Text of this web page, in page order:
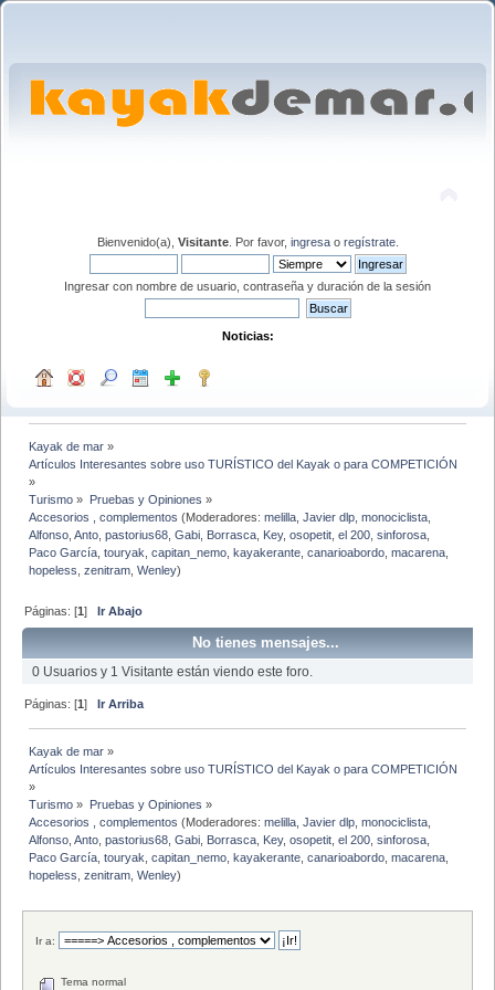
Bienvenido(a), Visitante. Por favor, ingresao regístrate.
Ingresar con nombre de usuario, contraseña y duración de la sesión
Noticias:
Kayak de mar »
Artículos Interesantes sobre uso TURÍSTICO del Kayak o para COMPETICIÓN
»
Turismo » Pruebas y Opiniones »
Accesorios , complementos (Moderadores:melilla ,Javier dlp ,monociclista
Alfonso ,Anto ,pastorius68 ,Gabi Borrasca Key,osopetit ,el 200 ,sinforosa
Paco García ,touryak ,capitan_nemo ,kayakerante ,canarioabordo ,macarena
hopeless ,zenitram ,Wenley)
Páginas: [1]Ir Abajo
No tienes mensajes...
0 Usuarios y 1 Visitante están viendo este foro.
Páginas: [1] Ir Arriba
Kayak de mar »
Artículos Interesantes sobre uso TURÍSTICO del Kayak o para COMPETICIÓN
»
Turismo » Pruebas y Opiniones »
Accesorios , complementos (Moderadores:melilla ,Javier dlp ,monociclista
Alfonso ,Anto ,pastorius68 ,Gabi Borrasca Key,osopetit ,el 200 ,sinforosa
Paco García ,touryak ,capitan_nemo ,kayakerante ,canarioabordo ,macarena
hopeless ,zenitram ,Wenley)
Ir a:
Tema normal